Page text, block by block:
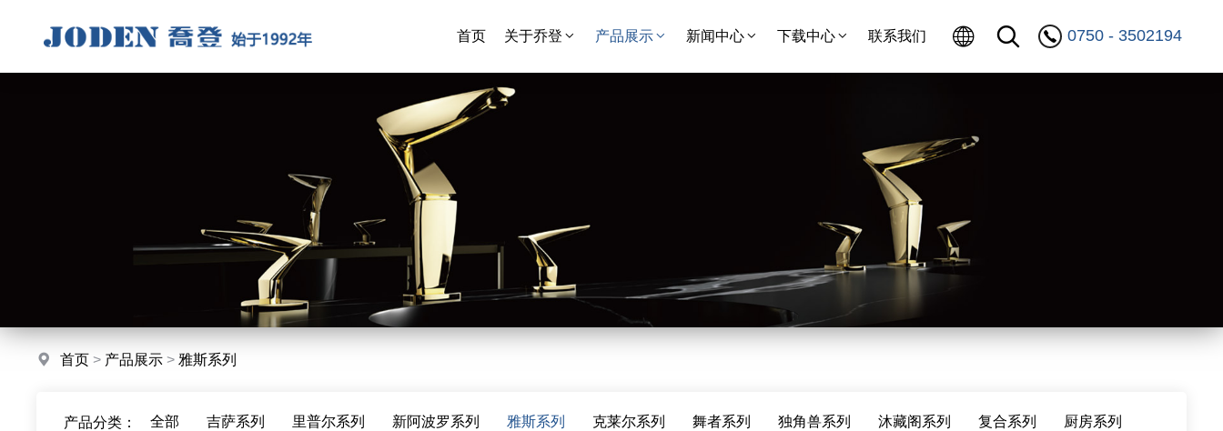
首页 关于乔登 产品展示 新闻中心 下载中心 联系我们 0750 - 3502194
首页 > 产品展示 > 雅斯系列
产品分类： 全部 吉萨系列 里普尔系列 新阿波罗系列 雅斯系列 克莱尔系列 舞者系列 独角兽系列 沐藏阁系列 复合系列
厨房系列